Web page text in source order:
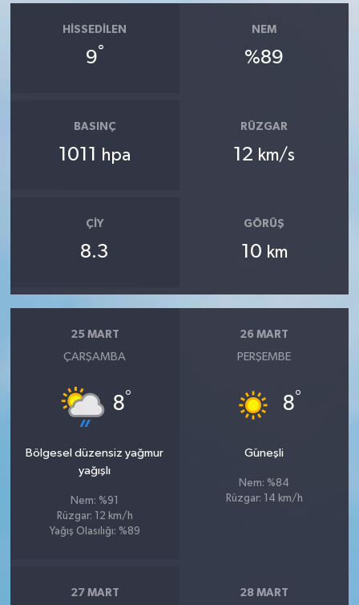
HISSEDILEN
9°
NEM
%89
BASINÇ
1011 hpa
RÜZGAR
12 km/s
ÇIY
8.3
GÖRÜŞ
10 km
25 MART
ÇARŞAMBA
8°
Bölgesel düzensiz yağmur
yağışlı
Nem: %91
Rüzgar: 12 km/h
Yağış Olasılığı: %89
26 MART
PERŞEMBE
8°
Güneşli
Nem: %84
Rüzgar: 14 km/h
27 MART 28 MART